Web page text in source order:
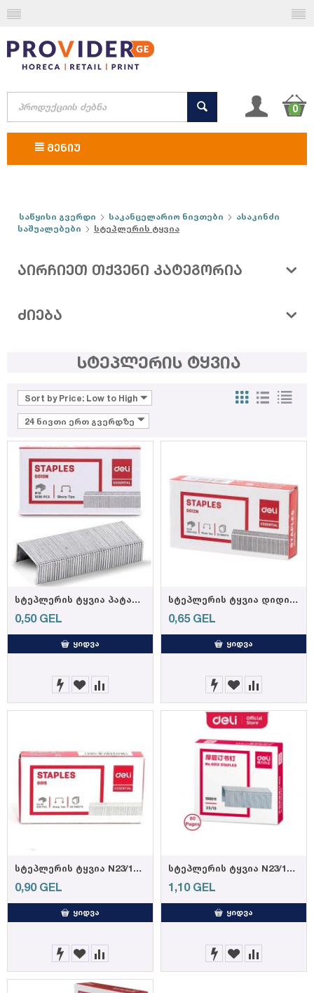
0
ᲛᲔᲜᲘᲣ
საწყისი გვერდი საკანცელარიო ნივთები
ასაკინძი
საშუალებები
სტეპლერის ტყვია
ᲐᲘᲠᲩᲘᲔᲗ ᲗᲥᲕᲔᲜᲘ ᲙᲐᲢᲔᲒᲝᲠᲘᲐ
ᲫᲘᲔᲑᲐ
სტეპლერის ტყვია
Sort by Price: Low to High
24 ნივთი ერთ გვერდზე
სტეპლერის ტყვია პატარა N10 # 0010 (DELI)
0,50 GEL
ᲧᲘᲓᲕᲐ
სტეპლერის ტყვია დიდი N24/6 # 0012 (DELI)
0,65 GEL
ᲧᲘᲓᲕᲐ
სტეპლერის ტყვია N23/10 # 0015 (DELI) (6921734900159)
0,90 GEL
ᲧᲘᲓᲕᲐ
სტეპლერის ტყვია N23/13 # 0013 (DELI) (6921734900135)
1,10 GEL
ᲧᲘᲓᲕᲐ